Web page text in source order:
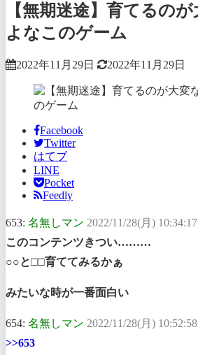
【無期迷途】育てるの
よなこのゲーム
2022年11月29日 2022年11月29日
Facebook
Twitter
はてブ
LINE
Pocket
Feedly
653: 名無しマン 2022/11/28(月)
このコンテンツきつい………
○○と□□育ててみるかぁ
みたいな時が一番面白い
654: 名無しマン 2022/11/28(月)
>>653